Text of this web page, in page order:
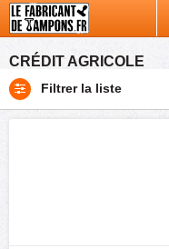
CRÉDIT AGRICOLE
Filtrer la liste